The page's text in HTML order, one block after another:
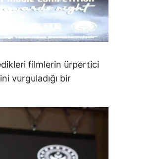
filmlerin ürpertici
vurguladığı bir